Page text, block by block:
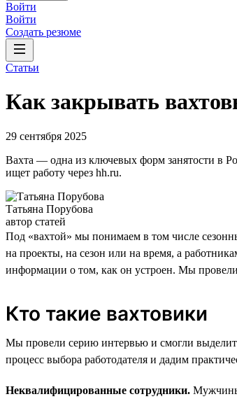
Войти
Войти
Создать резюме
Статьи
Как закрывать
29 сентября 2025
Вахта — одна из ключевых форм занятости в
ищет работу через hh.ru.
Татьяна Порубова
автор статей
Под «вахтой» мы понимаем в том числе
на проекты, на сезон или на время, а
информации о том, как он устроен. Мы провели
Кто такие вахтовики
Мы провели серию интервью и смогли
процесс выбора работодателя и дадим
Неквалифицированные сотрудники. Мужчины